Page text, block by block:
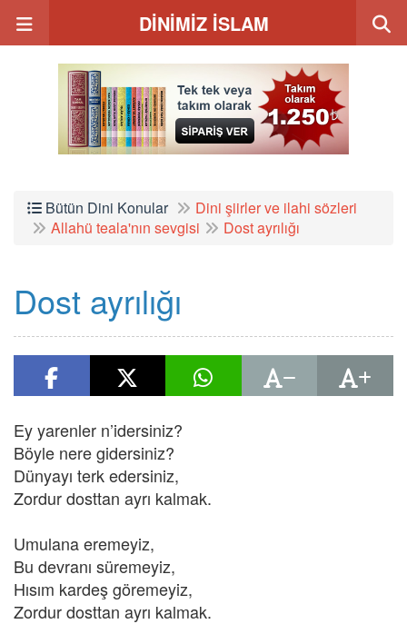
DİNİMİZ İSLAM
Bütün Dini Konular
Dini şiirler ve ilahi sözleri
Allahü teala'nın sevgisi
Dost ayrılığı
Dost ayrılığı
Ey yarenler n’idersiniz?
Böyle nere gidersiniz?
Dünyayı terk edersiniz,
Zordur dosttan ayrı kalmak.
Umulana eremeyiz,
Bu devranı süremeyiz,
Hısım kardeş göremeyiz,
Zordur dosttan ayrı kalmak.